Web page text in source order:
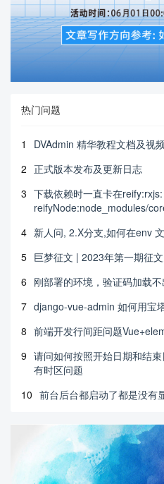
热门问题
1
DVAdmin 精华教程文档及视
2 正式版本发布及更新日志
3 下载依赖时一直卡在
reifyNode:node_modules/
4 新人问, 2.X分支,如何在env
5 巨梦征文 | 2023年第一期征
6 刚部署的环境，验证码加载
7 django-vue-admin 如何用宝
8 前端开发行间距问题
9 请问如何按照开始日期和结
有时区问题
10 前台后台都启动了都是没有